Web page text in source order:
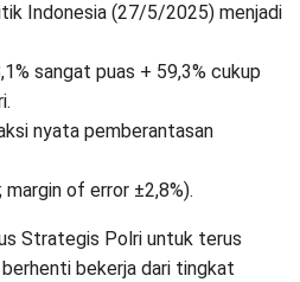
Indonesia (27/5/2025) menjadi
sangat puas + 59,3% cukup
nyata pemberantasan
of error ±2,8%).
Strategis Polri untuk terus
bekerja dari tingkat